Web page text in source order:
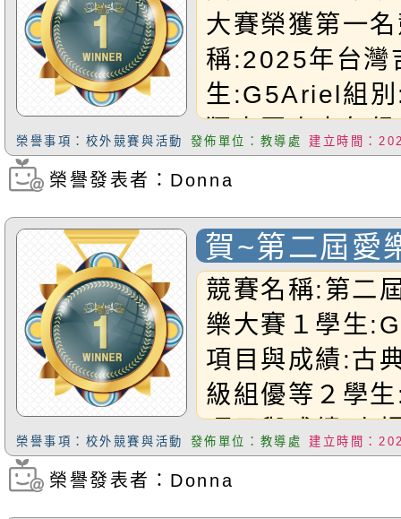
TMT數學檢測
獲卓越證書(全
前前3%-10%)
書(凡國小三年
成績排序在前
Harry小朋友!
大賽榮獲第一
稱:2025年台灣
生:G5Ariel組
獨奏國小中年
一名恭禧Ariel
榮譽事項：校外競賽與活動 發佈單位：教導處 建立時間：
瀏覽次數：504
榮譽發表者：Donna
賀~第二屆愛
大賽優異生
競賽名稱:第二
樂大賽１學生
項目與成績:古
級組優等２學
項目與成績:小
組第一名3學生
榮譽事項：校外競賽與活動 發佈單位：教導處 建立時間：
瀏覽次數：450
榮譽發表者：Donna